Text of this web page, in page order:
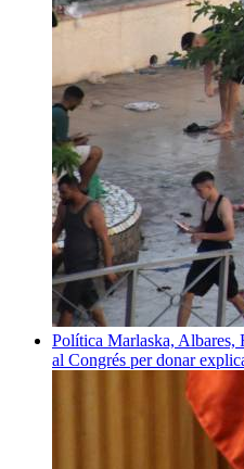
Política Marlaska, Albares,
al Congrés per donar